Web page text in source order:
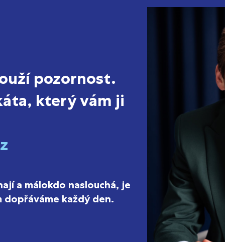
pozornost.
který vám ji
a málokdo naslouchá, je
každý den.